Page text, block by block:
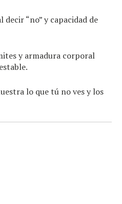
decir “no” y capacidad de
y armadura corporal
lo que tú no ves y los